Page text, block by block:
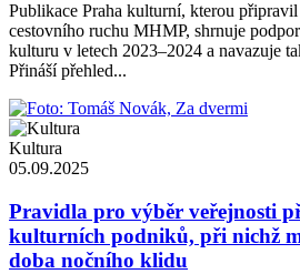
Publikace Praha kulturní, kterou
cestovního ruchu MHMP, shrnuje
kulturu v letech 2023–2024 a navazuje
Přináší přehled...
Kultura
05.09.2025
Pravidla pro výběr veřejnosti
kulturních podniků, při nichž
doba nočního klidu